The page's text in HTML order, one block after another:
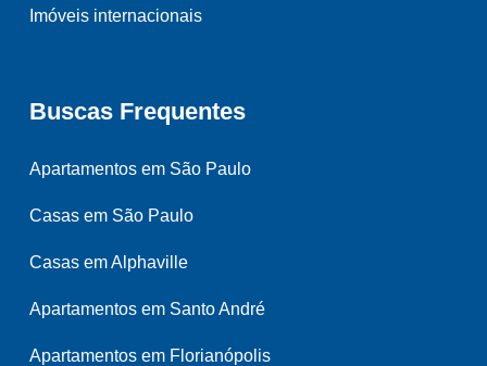
Imóveis internacionais
Buscas Frequentes
Apartamentos em São Paulo
Casas em São Paulo
Casas em Alphaville
Apartamentos em Santo André
Apartamentos em Florianópolis